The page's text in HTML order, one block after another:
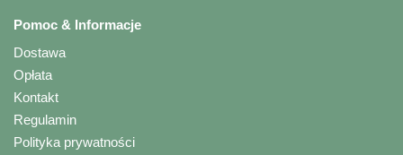
Pomoc & Informacje
Dostawa
Opłata
Kontakt
Regulamin
Polityka prywatności